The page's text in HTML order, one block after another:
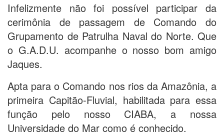
Infelizmente não foi possível participar da
cerimônia de passagem de Comando do
Grupamento de Patrulha Naval do Norte. Que
o G.A.D.U. acompanhe o nosso bom amigo
Jaques.
Apta para o Comando nos rios da Amazônia, a
primeira Capitão-Fluvial, habilitada para essa
função pelo nosso CIABA, a nossa
Universidade do Mar como é conhecido.